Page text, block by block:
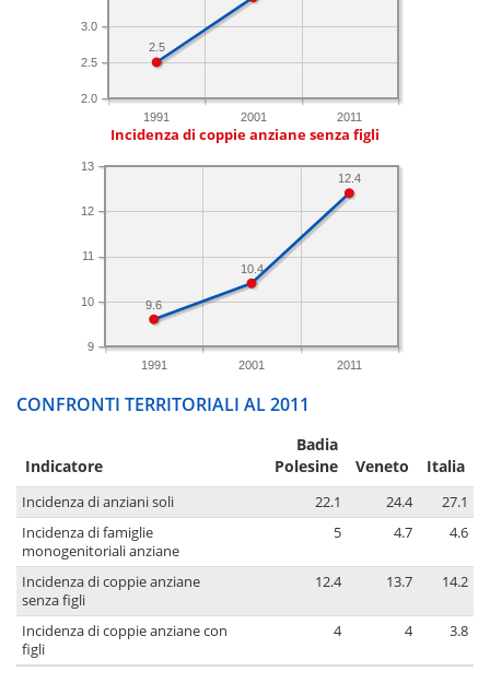
1991 2001 2011
2.0
2.5
3.0
2.5
Incidenza di coppie anziane senza figli
1991 2001 2011
9
10
11
12
13
12.4
10.4
9.6
CONFRONTI TERRITORIALI AL 2011
Indicatore
Badia
Polesine
Veneto Italia
Incidenza di anziani soli 22.1 24.4
27.1
Incidenza di famiglie
monogenitoriali anziane
5 4.7 4.6
Incidenza di coppie anziane
senza figli
12.4 13.7 14.2
Incidenza di coppie anziane con
figli
4 4 3.8